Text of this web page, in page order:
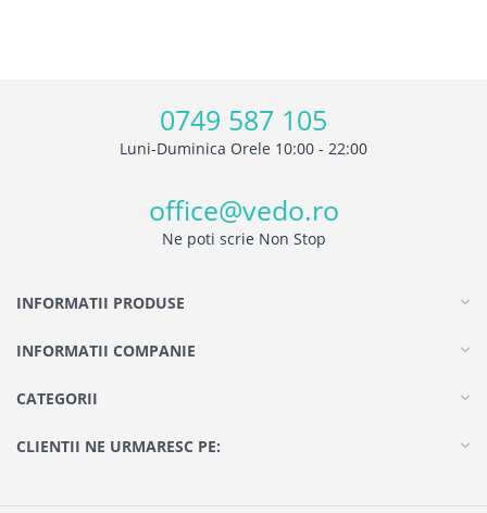
0749 587 105
Luni-Duminica Orele 10:00 - 22:00
office@vedo.ro
Ne poti scrie Non Stop
INFORMATII PRODUSE
INFORMATII COMPANIE
CATEGORII
CLIENTII NE URMARESC PE: